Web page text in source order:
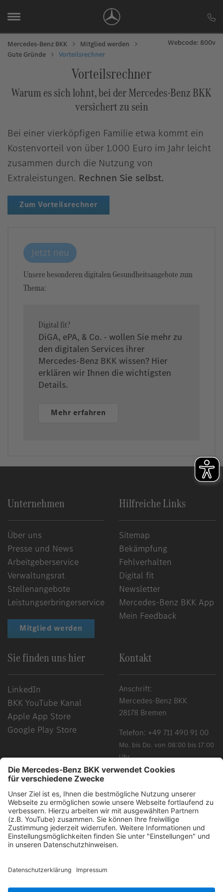
Mercedes-Benz BKK
Mitglied werden
Gute Gründe
Vorteilsrechner
Webcode: 800v
Vorteilsrechner
Warum es sich lohnt, bei der Mercedes-Benz BKK
versichert zu sein
Bei einer vierköpfigen Familie etwa kommt ein
Kostenvorteil von über 1.000 Euro im Jahr leicht
zusammen durch die Nutzung von
Extraleistungen. Rechnen Sie selbst.
Zum Vorteilsrechner
Jetzt neu
Unsere besonderen digitalen Gesundheitsangebote zum
Thema:
Digital fit?
DiGA, ePA, & Co. - wollen Sie mehr zu
den digitalen Services ihrer
Mercedes-Benz BKK wissen? Hier
erklären wir Ihnen die wichtigsten
Details.
Mehr erfahren
Unternehmen
Über uns
Presse und News
Arbeitgeberservice
Verwaltungsrat
Stellenangebote
Leistungserbringerservice
Mitglied werden
Hilfreiche Links
Sitemap
Bekämpfung
Fehlverhalten
Digital fit
Newsletter
Mercedes-Benz BKK App
Mein Feedback
Sie finden uns hier
LinkedIn
BKK YouTube Kanal
Apple App Store
Google Play Store
Kontakt
Anschrift:
Mercedes-Benz BKK
28178 Bremen
Telefon: +49 711 490 91 00
Mo. bis Do. von 08:00 bis 17:00
Uhr
Fr. von 08:00 bis 15:00 Uhr
Chancengleichheit, Vielfalt, Offenheit und Respekt gehören
zu unseren Grundüberzeugungen. Grundsätzlich schließen
alle gewählten Begriffe alle Geschlechter und Identitäten ein.